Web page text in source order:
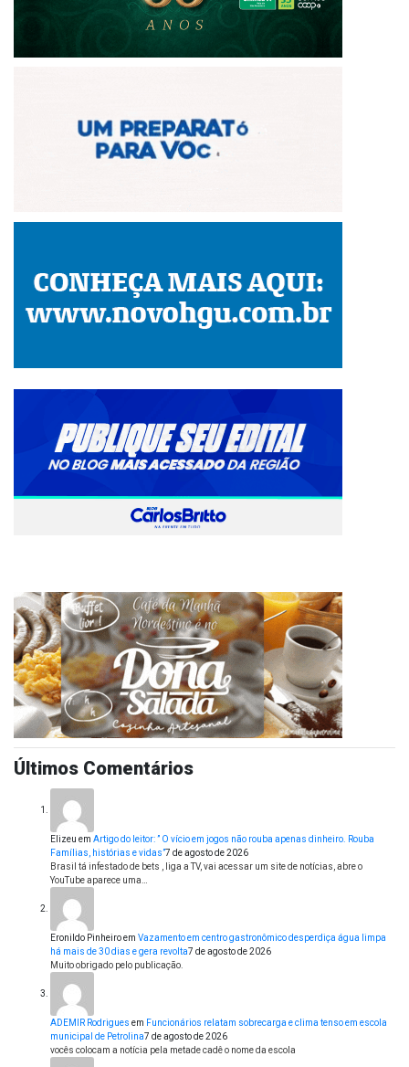
Últimos Comentários
Elizeu em Artigo do leitor: ” O vício em jogos não rouba apenas dinheiro. Rouba
Famílias, histórias e vidas”7 de agosto de 2026
Brasil tá infestado de bets , liga a TV, vai acessar um site de notícias, abre o
YouTube aparece uma…
Eronildo Pinheiroem Vazamento em centro gastronômico desperdiça água limpa
há mais de 30 dias e gera revolta7 de agosto de 2026
Muito obrigado pelo publicação.
ADEMIR Rodrigues em Funcionários relatam sobrecarga e clima tenso em escola
municipal de Petrolina7 de agosto de 2026
vocês colocam a notícia pela metade cadê o nome da escola